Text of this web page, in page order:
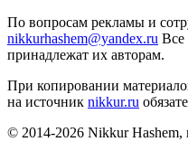
По вопросам рекламы и
nikkurhashem@yandex.ru Все
принадлежат их авторам.
При копировании
на источник nikkur.ru
© 2014-2026 Nikkur Hashem,